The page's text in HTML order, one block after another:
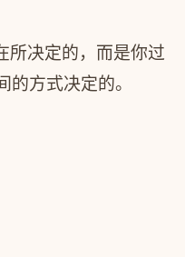
所决定的，而是你过
方式决定的。